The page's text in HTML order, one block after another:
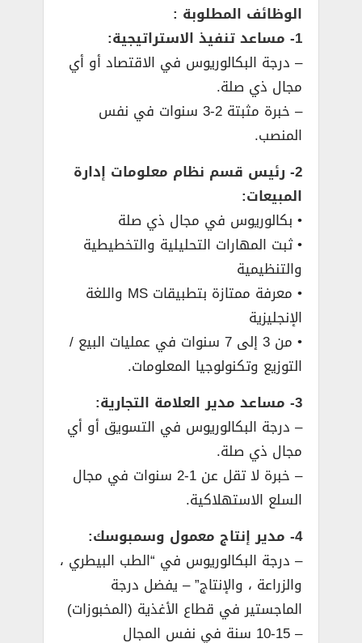
الوظائف المطلوبة :
1- مساعد تنفيذ الاستراتيجية:
– درجة البكالوريوس في الاقتصاد أو أي
مجال ذي صلة.
– خبرة مثبتة 2-3 سنوات في نفس
المنصب.
2- رئيس قسم نظام معلومات إدارة
المبيعات:
• بكالوريوس في مجال ذي صلة
• ثبت المهارات التحليلية والتخطيطية
والتنظيمية
• معرفة ممتازة بتطبيقات MS واللغة
الإنجليزية
• من 3 إلى 7 سنوات في عمليات البيع /
التوزيع وتكنولوجيا المعلومات.
3- مساعد مدير العلامة التجارية:
– درجة البكالوريوس في التسويق أو أي
مجال ذي صلة.
– خبرة لا تقل عن 1-2 سنوات في مجال
السلع الاستهلاكية.
4- مدير إنتاج معمول وسمبوسك:
– درجة البكالوريوس في “الطب البيطري ،
والزراعة ، والإنتاج” – يفضل درجة
الماجستير في قطاع الأغذية (المخبوزات)
– 10-15 سنة في نفس المجال